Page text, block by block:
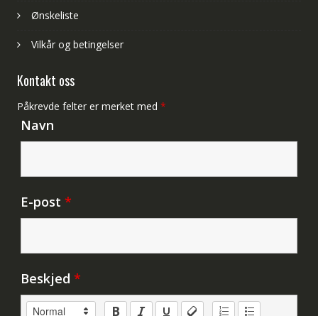
Ønskeliste
Vilkår og betingelser
Kontakt oss
Påkrevde felter er merket med *
Navn
E-post *
Beskjed *